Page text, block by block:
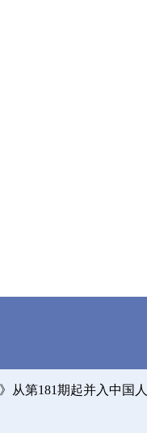
从第181期起并入中国